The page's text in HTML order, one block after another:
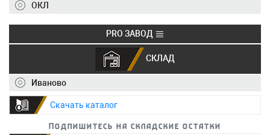
info@ivkz.ru
ОКЛ
PRO ЗАВОД
СКЛАД
Иваново
Скачать каталог
Подпишитесь на складские остатки